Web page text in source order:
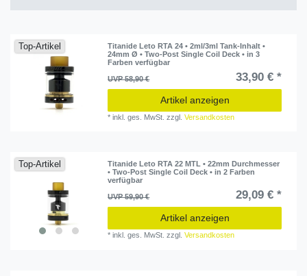
Top-Artikel
Titanide Leto RTA 24 • 2ml/3ml Tank-Inhalt •
24mm Ø • Two-Post Single Coil Deck • in 3
Farben verfügbar
UVP 58,90 €
33,90 € *
Artikel anzeigen
*inkl. ges. MwSt. zzgl.Versandkosten
Top-Artikel
Titanide Leto RTA 22 MTL • 22mm Durchmesser
• Two-Post Single Coil Deck • in 2 Farben
verfügbar
UVP 59,90 €
29,09 € *
Artikel anzeigen
*inkl. ges. MwSt. zzgl.Versandkosten